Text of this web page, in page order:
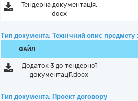
Тендерна документація.
docx
Тип документа: Технічний опис предмету
ФАЙЛ
Додаток 3 до тендерної
документації.docx
Тип документа: Проект договору